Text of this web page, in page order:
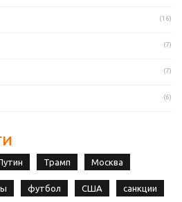
(16)
(7)
(7)
(6)
Трамп Москва
футбол США санкции